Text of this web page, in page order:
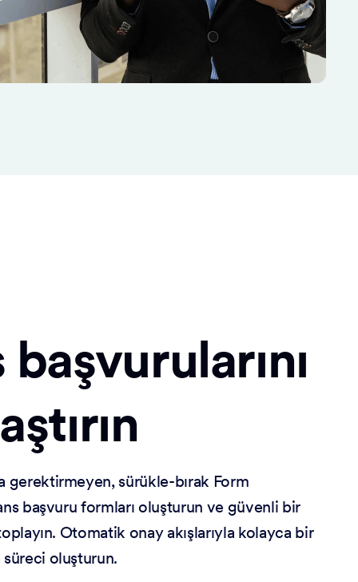
sürükle-bırak Form
başvuru formları oluşturun ve güvenli bir
Otomatik onay akışlarıyla kolayca bir
oluşturun.